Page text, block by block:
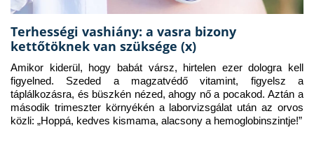
Terhességi vashiány: a vasra bizony
kettőtöknek van szüksége (x)
Amikor kiderül, hogy babát vársz, hirtelen ezer dologra kell
figyelned. Szeded a magzatvédő vitamint, figyelsz a
táplálkozásra, és büszkén nézed, ahogy nő a pocakod. Aztán a
második trimeszter környékén a laborvizsgálat után az orvos
közli: „Hoppá, kedves kismama, alacsony a hemoglobinszintje!”